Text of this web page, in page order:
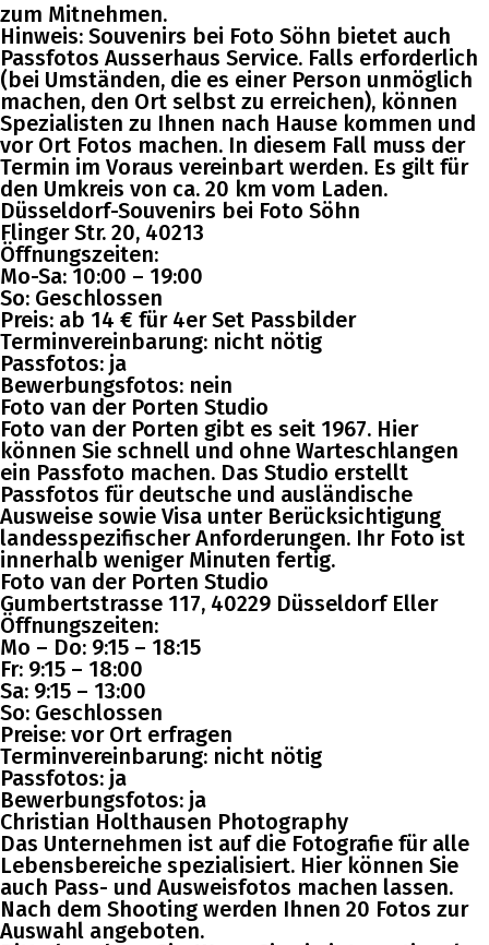
zum Mitnehmen.
Hinweis: Souvenirs bei Foto Söhn bietet auch
Passfotos Ausserhaus Service. Falls erforderlich
(bei Umständen, die es einer Person unmöglich
machen, den Ort selbst zu erreichen), können
Spezialisten zu Ihnen nach Hause kommen und
vor Ort Fotos machen. In diesem Fall muss der
Termin im Voraus vereinbart werden. Es gilt für
den Umkreis von ca. 20 km vom Laden.
Düsseldorf-Souvenirs bei Foto Söhn
Flinger Str. 20, 40213
Öffnungszeiten:
Mo-Sa: 10:00 – 19:00
So: Geschlossen
Preis: ab 14 € für 4er Set Passbilder
Terminvereinbarung: nicht nötig
Passfotos: ja
Bewerbungsfotos: nein
Foto van der Porten Studio
Foto van der Porten gibt es seit 1967. Hier
können Sie schnell und ohne Warteschlangen
ein Passfoto machen. Das Studio erstellt
Passfotos für deutsche und ausländische
Ausweise sowie Visa unter Berücksichtigung
landesspezifischer Anforderungen. Ihr Foto ist
innerhalb weniger Minuten fertig.
Foto van der Porten Studio
Gumbertstrasse 117, 40229 Düsseldorf Eller
Öffnungszeiten:
Mo – Do: 9:15 – 18:15
Fr: 9:15 – 18:00
Sa: 9:15 – 13:00
So: Geschlossen
Preise: vor Ort erfragen
Terminvereinbarung: nicht nötig
Passfotos: ja
Bewerbungsfotos: ja
Christian Holthausen Photography
Das Unternehmen ist auf die Fotografie für alle
Lebensbereiche spezialisiert. Hier können Sie
auch Pass- und Ausweisfotos machen lassen.
Nach dem Shooting werden Ihnen 20 Fotos zur
Auswahl angeboten.